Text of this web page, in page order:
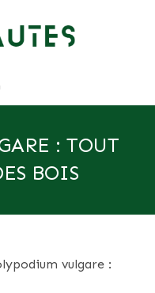
: TOUT
BOIS